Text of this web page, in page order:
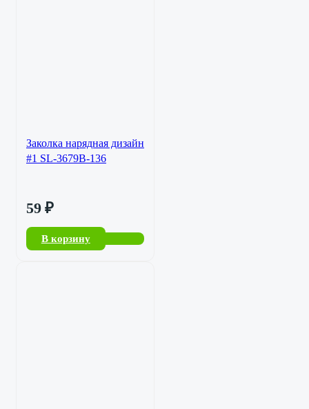
Заколка нарядная дизайн
#1 SL-3679B-136
59 ₽
В корзину